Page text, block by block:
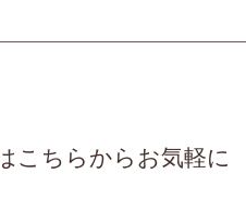
こちらからお気軽に